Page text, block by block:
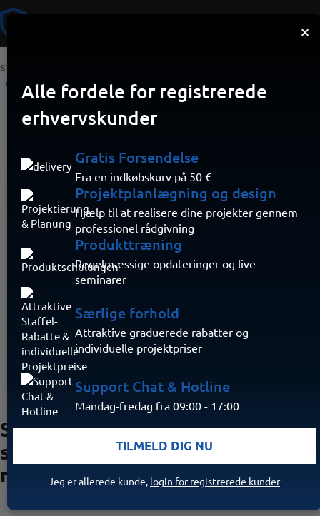
STARTSIDE
SmartCell
sikkerhedsmærke til
radio HFM
×
Alle fordele for registrerede
erhvervskunder
Gratis Forsendelse
Fra en indkøbskurv på 50 €
Projektplanlægning og design
Hjælp til at realisere dine projekter gennem
professionel rådgivning
Produkttræning
Regelmæssige opdateringer og live-
seminarer
Særlige forhold
Attraktive graduerede rabatter og
individuelle projektpriser
Support Chat & Hotline
Mandag-fredag fra 09:00 - 17:00
TILMELD DIG NU
Jeg er allerede kunde, login for registrerede kunder